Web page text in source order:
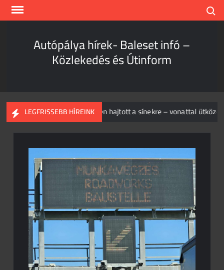
Skip
Autópálya hírek- Baleset infó –
Közlekedés és Útinform
LEGFRISSEBB HÍREINK
Piros jelzésen hajtott a sínekre – vonattal ütközött